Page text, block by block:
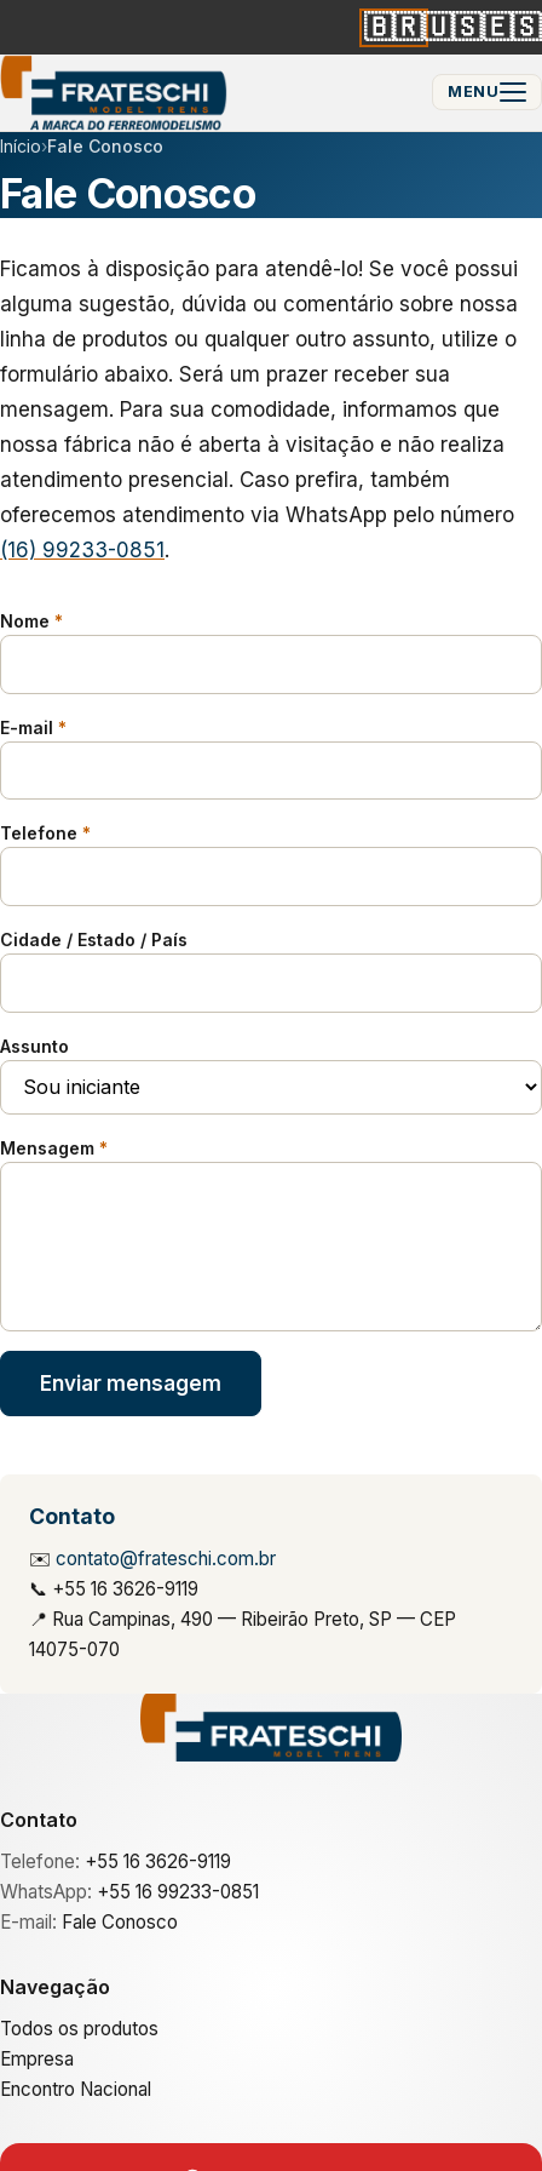
🇧🇷🇺🇸🇪🇸
MENU
Início›Fale Conosco
Fale Conosco
Ficamos à disposição para atendê-lo! Se você possui
alguma sugestão, dúvida ou comentário sobre nossa
linha de produtos ou qualquer outro assunto, utilize o
formulário abaixo. Será um prazer receber sua
mensagem. Para sua comodidade, informamos que
nossa fábrica não é aberta à visitação e não realiza
atendimento presencial. Caso prefira, também
oferecemos atendimento via WhatsApp pelo número
(16) 99233-0851.
Nome *
E-mail *
Telefone *
Cidade / Estado / País
Assunto
Mensagem *
Enviar mensagem
Contato
✉️ contato@frateschi.com.br
📞 +55 16 3626-9119
📍 Rua Campinas, 490 — Ribeirão Preto, SP — CEP
14075-070
Contato
Telefone: +55 16 3626-9119
WhatsApp: +55 16 99233-0851
E-mail: Fale Conosco
Navegação
Todos os produtos
Empresa
Encontro Nacional